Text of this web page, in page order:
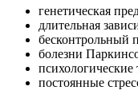
генетическая
длительная
бесконтрольный
болезни
постоянные